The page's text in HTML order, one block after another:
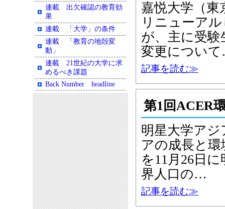
嘉悦大学（東
リニューア
が、主に受
変更につい
記事を読む≫
第1回ACER
明星大学アジ
アの成長と
を11月26日
界人口の…
記事を読む≫
連載 出欠確認の教育効
果
連載 「大学」の条件
連載 「教育の地殻変
動」
連載 21世紀の大学に求
めるべき課題
Back Number headline